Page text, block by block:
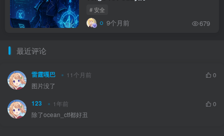
# 安全
9个月前 679
最近评论
雷霆嘎巴 11个月前
0
图片没了
123 1年前
0
除了ocean_ctf都好丑